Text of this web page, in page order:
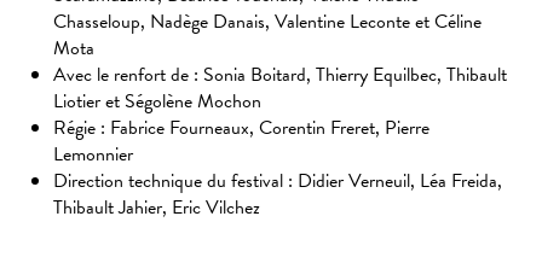
Chasseloup, Nadège Danais, Valentine Leconte et Céline
Mota
Avec le renfort de : Sonia Boitard, Thierry Equilbec, Thibault
Liotier et Ségolène Mochon
Régie : Fabrice Fourneaux, Corentin Freret, Pierre
Lemonnier
Direction technique du festival : Didier Verneuil, Léa Freida,
Thibault Jahier, Eric Vilchez